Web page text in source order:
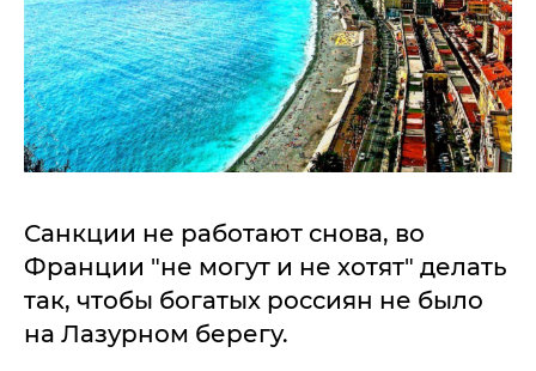
Санкции не работают снова, во
Франции "не могут и не хотят" делать
так, чтобы богатых россиян не было
на Лазурном берегу.